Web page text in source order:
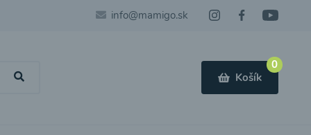
info@mamigo.sk
0
Košík